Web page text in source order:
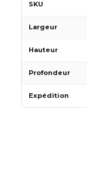
SKU
Largeur
Hauteur
Profondeur
Expédition